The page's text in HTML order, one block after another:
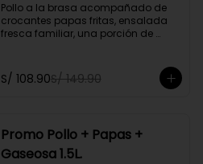
Pollo a la brasa acompañado de
crocantes papas fritas, ensalada
fresca familiar, una porción de
Promoción exclusiva para llevar o
S/ 108.90S/ 149.90
Promo Pollo + Papas +
Gaseosa 1.5L.